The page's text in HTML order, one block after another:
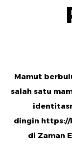
Mamut
salah satu
dingin https://
di Zaman